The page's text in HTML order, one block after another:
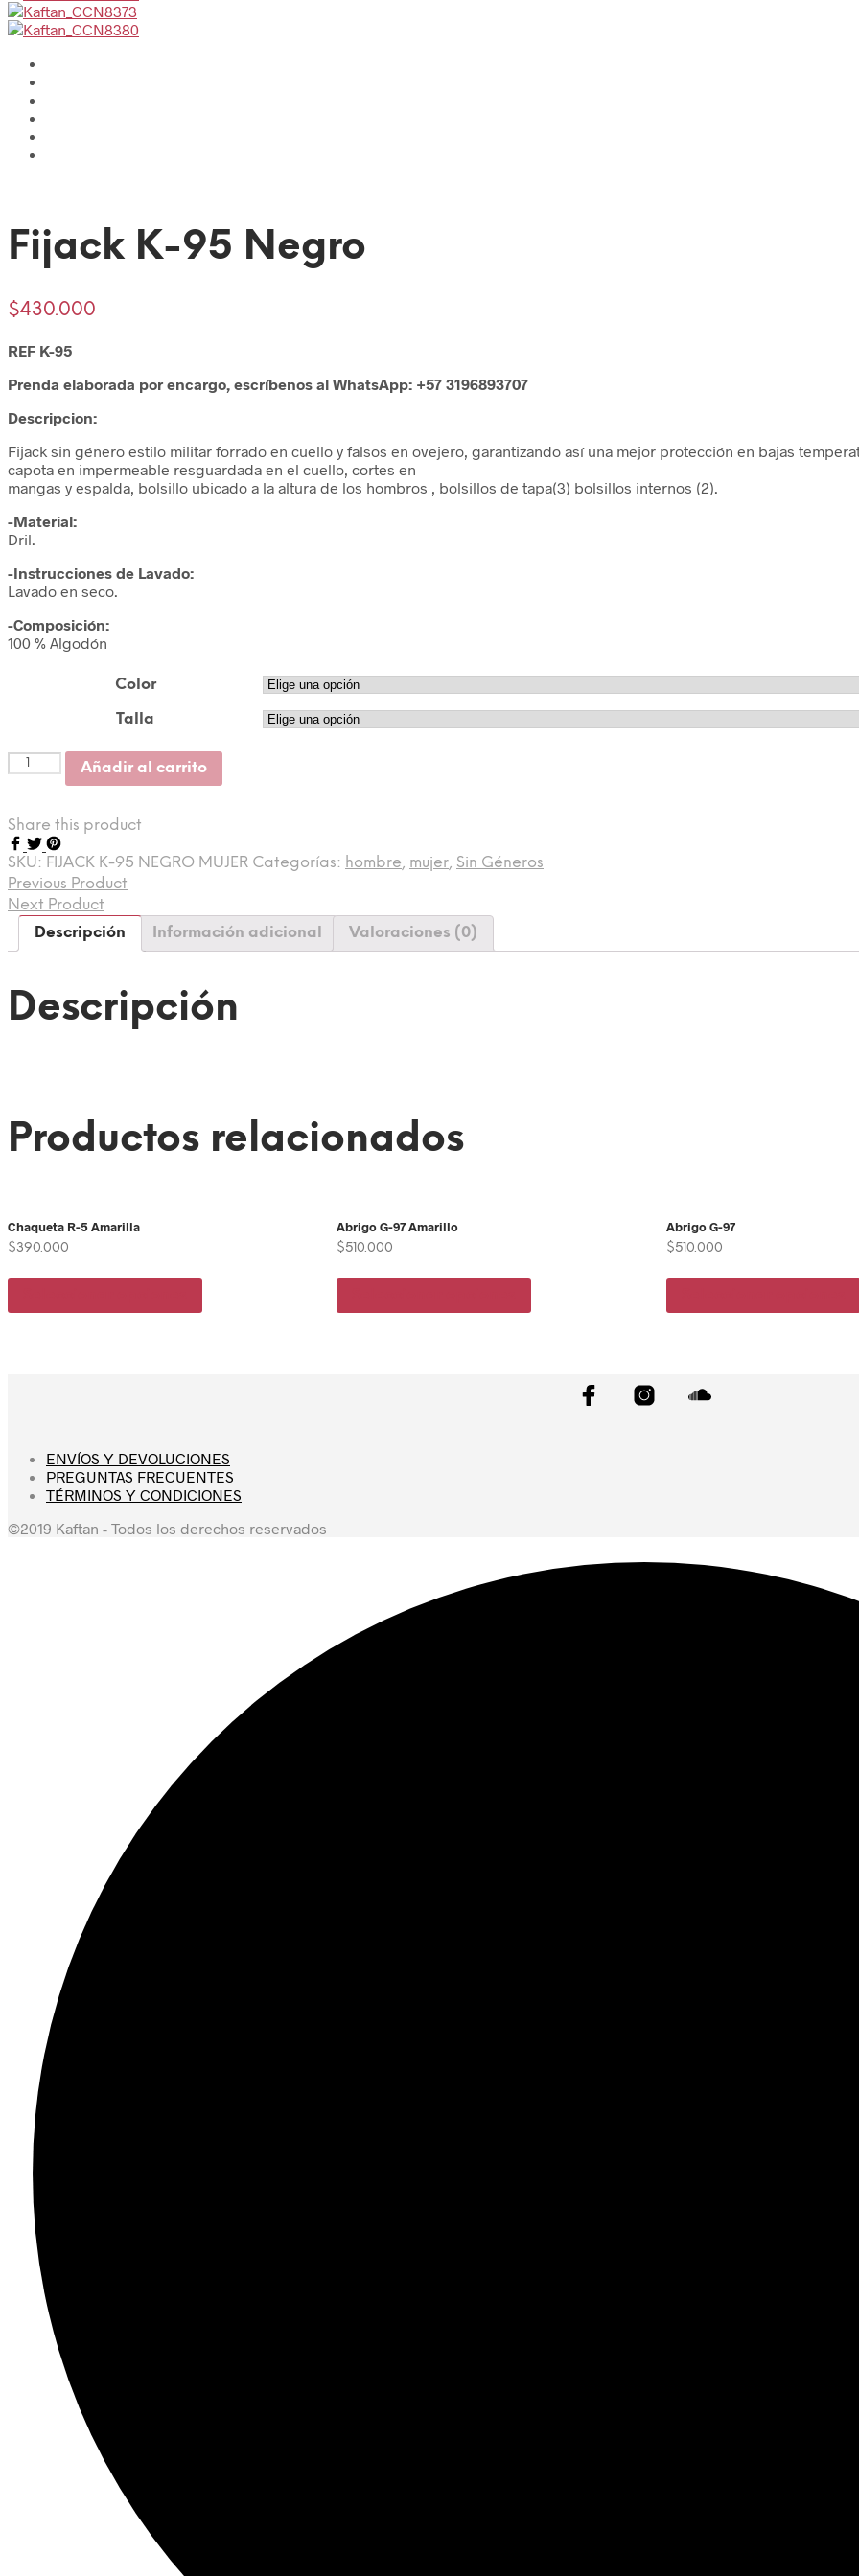
Fijack K-95 Negro
$430.000
REF K-95
Prenda elaborada por encargo, escríbenos al WhatsApp: +57 3196893707
Descripcion:
Fijack sin género estilo militar forrado en cuello y falsos en ovejero, garantizando así una mejor protección en bajas
capota en impermeable resguardada en el cuello, cortes en
mangas y espalda, bolsillo ubicado a la altura de los hombros , bolsillos de tapa(3) bolsillos internos (2).
-Material:
Dril.
-Instrucciones de Lavado:
Lavado en seco.
-Composición:
100 % Algodón
Color
Talla
Cantidad
Añadir al carrito
Share this product
SKU: FIJACK K-95 NEGRO MUJER Categorías: hombre, mujer, Sin Géneros
Previous Product
Next Product
Descripción
Información adicional Valoraciones (0)
Descripción
Productos relacionados
Chaqueta R-5 Amarilla
$390.000
Abrigo G-97 Amarillo
$510.000
Abrigo G-97
$510.000
ENVÍOS Y DEVOLUCIONES
PREGUNTAS FRECUENTES
TÉRMINOS Y CONDICIONES
©2019 Kaftan - Todos los derechos reservados